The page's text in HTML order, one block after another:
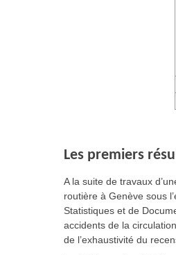
Les premiers
A la suite de travaux
routière à Genève sous
Statistiques et de
accidents de la
de l’exhaustivité du